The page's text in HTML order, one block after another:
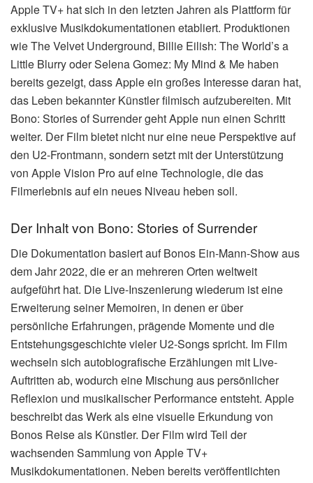
Apple TV+ hat sich in den letzten Jahren als Plattform für
exklusive Musikdokumentationen etabliert. Produktionen
wie The Velvet Underground, Billie Eilish: The World’s a
Little Blurry oder Selena Gomez: My Mind & Me haben
bereits gezeigt, dass Apple ein großes Interesse daran hat,
das Leben bekannter Künstler filmisch aufzubereiten. Mit
Bono: Stories of Surrender geht Apple nun einen Schritt
weiter. Der Film bietet nicht nur eine neue Perspektive auf
den U2-Frontmann, sondern setzt mit der Unterstützung
von Apple Vision Pro auf eine Technologie, die das
Filmerlebnis auf ein neues Niveau heben soll.
Der Inhalt von Bono: Stories of Surrender
Die Dokumentation basiert auf Bonos Ein-Mann-Show aus
dem Jahr 2022, die er an mehreren Orten weltweit
aufgeführt hat. Die Live-Inszenierung wiederum ist eine
Erweiterung seiner Memoiren, in denen er über
persönliche Erfahrungen, prägende Momente und die
Entstehungsgeschichte vieler U2-Songs spricht. Im Film
wechseln sich autobiografische Erzählungen mit Live-
Auftritten ab, wodurch eine Mischung aus persönlicher
Reflexion und musikalischer Performance entsteht. Apple
beschreibt das Werk als eine visuelle Erkundung von
Bonos Reise als Künstler. Der Film wird Teil der
wachsenden Sammlung von Apple TV+
Musikdokumentationen. Neben bereits veröffentlichten